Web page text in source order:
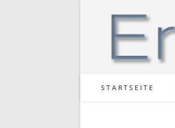
STARTSEITE